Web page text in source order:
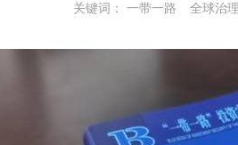
关键词： 一带一路 全球治